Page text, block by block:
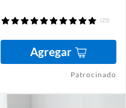
(25)
Agregar
Patrocinado